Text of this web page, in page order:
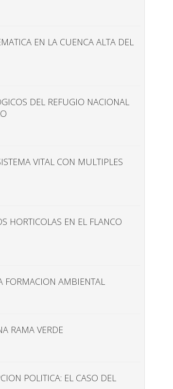
EN LA CUENCA ALTA DEL
DEL REFUGIO NACIONAL
VITAL CON MULTIPLES
HORTICOLAS EN EL FLANCO
FORMACION AMBIENTAL
RAMA VERDE
POLITICA: EL CASO DEL